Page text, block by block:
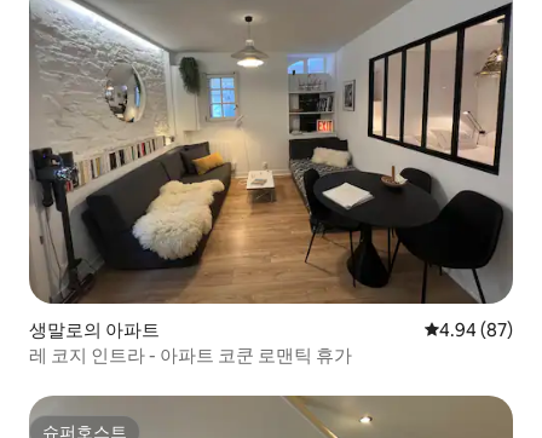
생말로의 아파트 평점 4.94점(5
4.94 (87)
레 코지 인트라 - 아파트 코쿤 로맨틱 휴가
슈퍼호스트